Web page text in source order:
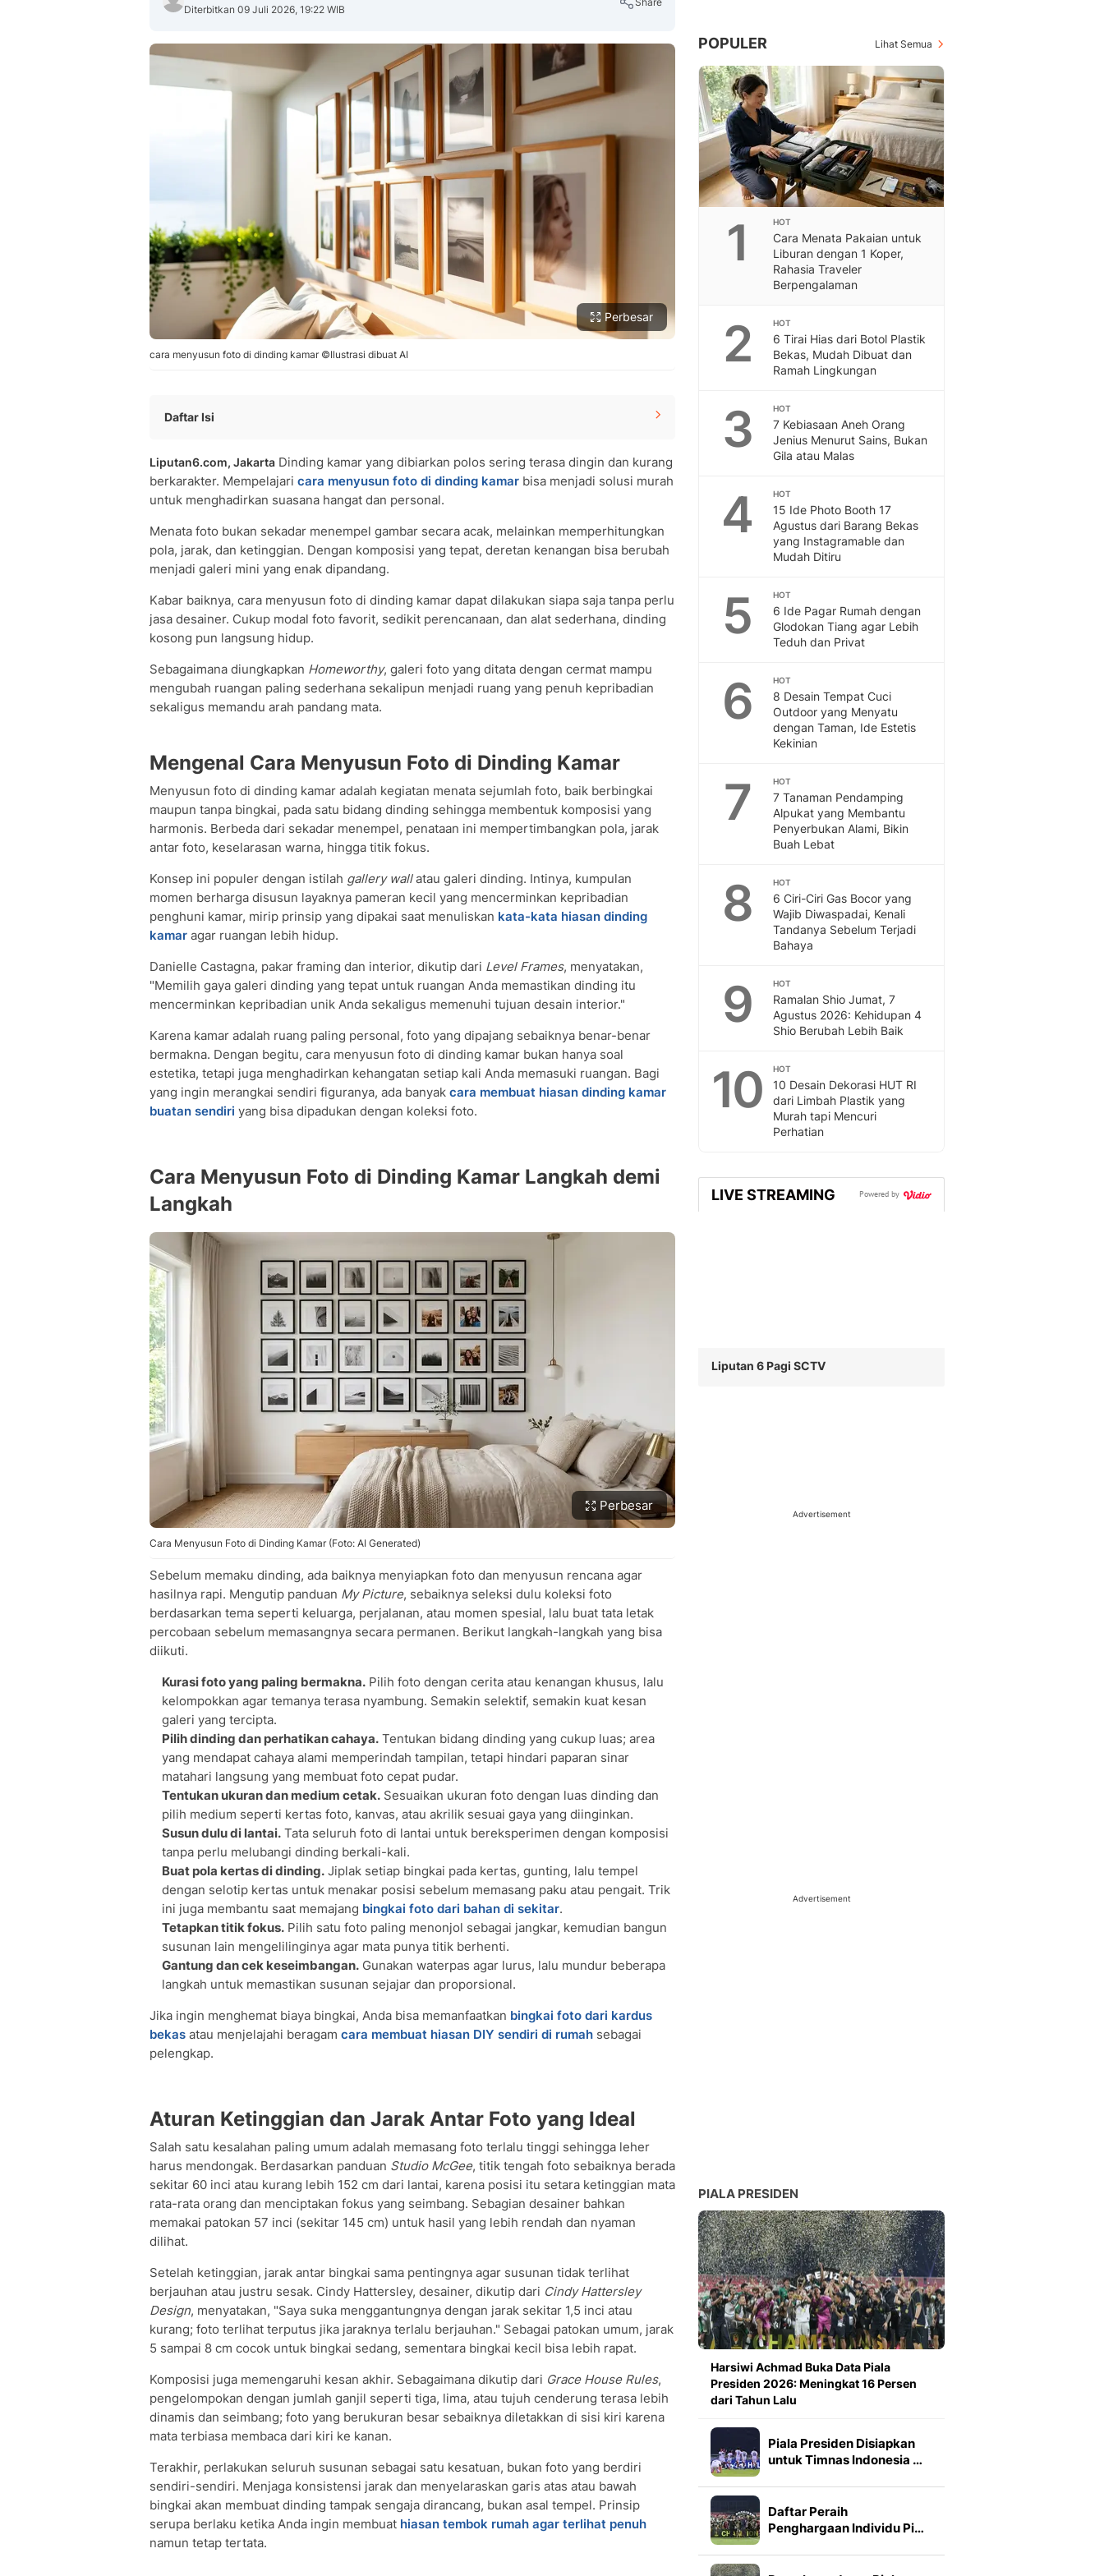
Diterbitkan 09 Juli 2026, 19:22 WIB
Copy Link
Perbesar
cara menyusun foto di dinding kamar ©Ilustrasi dibuat AI
Daftar Isi
Cara Menyusun Foto di Dinding Kamar Langkah demi Langkah
Aturan Ketinggian dan Jarak Antar Foto yang Ideal
Ide Pola Susunan Foto Dinding yang Estetik
Tips agar Foto Tak Mudah Rusak dan Dinding Tetap Aman
Pertanyaan dan Jawaban Seputar Cara Menyusun Foto di Dinding Kamar
• Berapa tinggi ideal memasang foto di dinding kamar?
• Berapa jarak antar bingkai foto yang ideal?
Liputan6.com, Jakarta Dinding kamar yang dibiarkan polos sering terasa dingin dan kurang
berkarakter. Mempelajari cara menyusun foto di dinding kamar bisa menjadi solusi murah
untuk menghadirkan suasana hangat dan personal.
Menata foto bukan sekadar menempel gambar secara acak, melainkan memperhitungkan
pola, jarak, dan ketinggian. Dengan komposisi yang tepat, deretan kenangan bisa berubah
menjadi galeri mini yang enak dipandang.
Kabar baiknya, cara menyusun foto di dinding kamar dapat dilakukan siapa saja tanpa perlu
jasa desainer. Cukup modal foto favorit, sedikit perencanaan, dan alat sederhana, dinding
kosong pun langsung hidup.
Sebagaimana diungkapkan Homeworthy, galeri foto yang ditata dengan cermat mampu
mengubah ruangan paling sederhana sekalipun menjadi ruang yang penuh kepribadian
sekaligus memandu arah pandang mata.
Mengenal Cara Menyusun Foto di Dinding Kamar
Menyusun foto di dinding kamar adalah kegiatan menata sejumlah foto, baik berbingkai
maupun tanpa bingkai, pada satu bidang dinding sehingga membentuk komposisi yang
harmonis. Berbeda dari sekadar menempel, penataan ini mempertimbangkan pola, jarak
antar foto, keselarasan warna, hingga titik fokus.
Konsep ini populer dengan istilah gallery wallatau galeri dinding. Intinya, kumpulan
momen berharga disusun layaknya pameran kecil yang mencerminkan kepribadian
penghuni kamar, mirip prinsip yang dipakai saat menuliskan kata-kata hiasan dinding
kamar agar ruangan lebih hidup.
Danielle Castagna, pakar framing dan interior, dikutip dari Level Frames, menyatakan,
"Memilih gaya galeri dinding yang tepat untuk ruangan Anda memastikan dinding itu
mencerminkan kepribadian unik Anda sekaligus memenuhi tujuan desain interior."
Karena kamar adalah ruang paling personal, foto yang dipajang sebaiknya benar-benar
bermakna. Dengan begitu, cara menyusun foto di dinding kamar bukan hanya soal
estetika, tetapi juga menghadirkan kehangatan setiap kali Anda memasuki ruangan. Bagi
yang ingin merangkai sendiri figuranya, ada banyak cara membuat hiasan dinding kamar
buatan sendiri yang bisa dipadukan dengan koleksi foto.
Cara Menyusun Foto di Dinding Kamar Langkah demi
Langkah
Perbesar
Cara Menyusun Foto di Dinding Kamar (Foto: AI Generated)
Sebelum memaku dinding, ada baiknya menyiapkan foto dan menyusun rencana agar
hasilnya rapi. Mengutip panduan My Picture, sebaiknya seleksi dulu koleksi foto
berdasarkan tema seperti keluarga, perjalanan, atau momen spesial, lalu buat tata letak
percobaan sebelum memasangnya secara permanen. Berikut langkah-langkah yang bisa
diikuti.
Kurasi foto yang paling bermakna. Pilih foto dengan cerita atau kenangan khusus, lalu
kelompokkan agar temanya terasa nyambung. Semakin selektif, semakin kuat kesan
galeri yang tercipta.
Pilih dinding dan perhatikan cahaya. Tentukan bidang dinding yang cukup luas; area
yang mendapat cahaya alami memperindah tampilan, tetapi hindari paparan sinar
matahari langsung yang membuat foto cepat pudar.
Tentukan ukuran dan medium cetak. Sesuaikan ukuran foto dengan luas dinding dan
pilih medium seperti kertas foto, kanvas, atau akrilik sesuai gaya yang diinginkan.
Susun dulu di lantai. Tata seluruh foto di lantai untuk bereksperimen dengan komposisi
tanpa perlu melubangi dinding berkali-kali.
Buat pola kertas di dinding. Jiplak setiap bingkai pada kertas, gunting, lalu tempel
dengan selotip kertas untuk menakar posisi sebelum memasang paku atau pengait. Trik
ini juga membantu saat memajang bingkai foto dari bahan di sekitar.
Tetapkan titik fokus. Pilih satu foto paling menonjol sebagai jangkar, kemudian bangun
susunan lain mengelilinginya agar mata punya titik berhenti.
Gantung dan cek keseimbangan. Gunakan waterpas agar lurus, lalu mundur beberapa
langkah untuk memastikan susunan sejajar dan proporsional.
Jika ingin menghemat biaya bingkai, Anda bisa memanfaatkan bingkai foto dari kardus
bekas atau menjelajahi beragam cara membuat hiasan DIY sendiri di rumah sebagai
pelengkap.
Aturan Ketinggian dan Jarak Antar Foto yang Ideal
Salah satu kesalahan paling umum adalah memasang foto terlalu tinggi sehingga leher
harus mendongak. Berdasarkan panduan Studio McGee, titik tengah foto sebaiknya berada
sekitar 60 inci atau kurang lebih 152 cm dari lantai, karena posisi itu setara ketinggian mata
rata-rata orang dan menciptakan fokus yang seimbang. Sebagian desainer bahkan
memakai patokan 57 inci (sekitar 145 cm) untuk hasil yang lebih rendah dan nyaman
dilihat.
Setelah ketinggian, jarak antar bingkai sama pentingnya agar susunan tidak terlihat
berjauhan atau justru sesak. Cindy Hattersley, desainer, dikutip dari Cindy Hattersley
Design, menyatakan, "Saya suka menggantungnya dengan jarak sekitar 1,5 inci atau
kurang; foto terlihat terputus jika jaraknya terlalu berjauhan." Sebagai patokan umum, jarak
5 sampai 8 cm cocok untuk bingkai sedang, sementara bingkai kecil bisa lebih rapat.
Komposisi juga memengaruhi kesan akhir. Sebagaimana dikutip dari Grace House Rules,
pengelompokan dengan jumlah ganjil seperti tiga, lima, atau tujuh cenderung terasa lebih
dinamis dan seimbang; foto yang berukuran besar sebaiknya diletakkan di sisi kiri karena
mata terbiasa membaca dari kiri ke kanan.
Terakhir, perlakukan seluruh susunan sebagai satu kesatuan, bukan foto yang berdiri
sendiri-sendiri. Menjaga konsistensi jarak dan menyelaraskan garis atas atau bawah
bingkai akan membuat dinding tampak sengaja dirancang, bukan asal tempel. Prinsip
serupa berlaku ketika Anda ingin membuat hiasan tembok rumah agar terlihat penuh
namun tetap tertata.
POPULER Lihat Semua
1 HOT
Cara Menata Pakaian untuk
Liburan dengan 1 Koper,
Rahasia Traveler
Berpengalaman
2 HOT
6 Tirai Hias dari Botol Plastik
Bekas, Mudah Dibuat dan
Ramah Lingkungan
3 HOT
7 Kebiasaan Aneh Orang
Jenius Menurut Sains, Bukan
Gila atau Malas
4 HOT
15 Ide Photo Booth 17
Agustus dari Barang Bekas
yang Instagramable dan
Mudah Ditiru
5 HOT
6 Ide Pagar Rumah dengan
Glodokan Tiang agar Lebih
Teduh dan Privat
6 HOT
8 Desain Tempat Cuci
Outdoor yang Menyatu
dengan Taman, Ide Estetis
Kekinian
7 HOT
7 Tanaman Pendamping
Alpukat yang Membantu
Penyerbukan Alami, Bikin
Buah Lebat
8 HOT
6 Ciri-Ciri Gas Bocor yang
Wajib Diwaspadai, Kenali
Tandanya Sebelum Terjadi
Bahaya
9 HOT
Ramalan Shio Jumat, 7
Agustus 2026: Kehidupan 4
Shio Berubah Lebih Baik
10 HOT
10 Desain Dekorasi HUT RI
dari Limbah Plastik yang
Murah tapi Mencuri
Perhatian
LIVE STREAMING Powered by
Liputan 6 Pagi SCTV
Advertisement
Advertisement
PIALA PRESIDEN
Harsiwi Achmad Buka Data Piala
Presiden 2026: Meningkat 16 Persen
dari Tahun Lalu
Piala Presiden Disiapkan
untuk Timnas Indonesia …
Daftar Peraih
Penghargaan Individu Pi…